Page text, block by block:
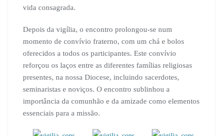
vida consagrada.
Depois da vigília, o encontro prolongou-se num
momento de convívio fraterno, com um chá e bolos
oferecidos a todos os participantes. Este convívio
reforçou os laços entre as diferentes famílias religiosas
presentes, na nossa Diocese, incluindo sacerdotes,
seminaristas e noviços. O encontro sublinhou a
importância da comunhão e da amizade como elementos
essenciais para a missão.